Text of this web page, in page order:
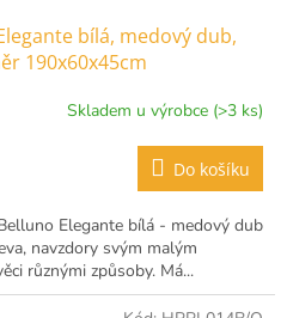
bílá, medový dub,
190x60x45cm
Skladem u výrobce (>3 ks)
Do košíku
Elegante bílá - medový dub
navzdory svým malým
různými způsoby. Má...